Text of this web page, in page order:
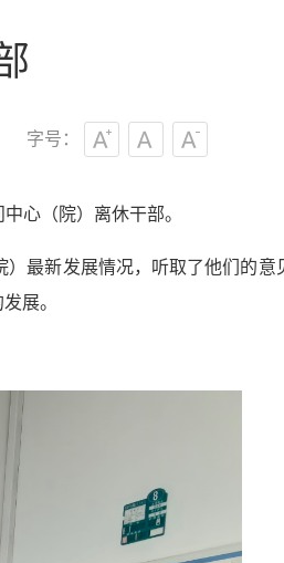
字号：
心（院）离休干部。
最新发展情况，听取了他们的意
展。